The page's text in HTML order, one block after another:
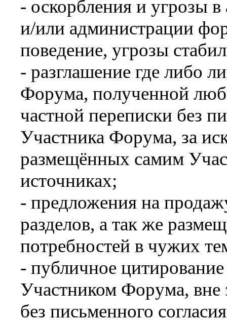
- оскорбления и угрозы
и/или администрации
поведение, угрозы
- разглашение где либо
Форума, полученной
частной переписки без
Участника Форума, за
размещённых самим
источниках;
- предложения на
разделов, а так же
потребностей в чужих
- публичное
Участником Форума, вне
без письменного